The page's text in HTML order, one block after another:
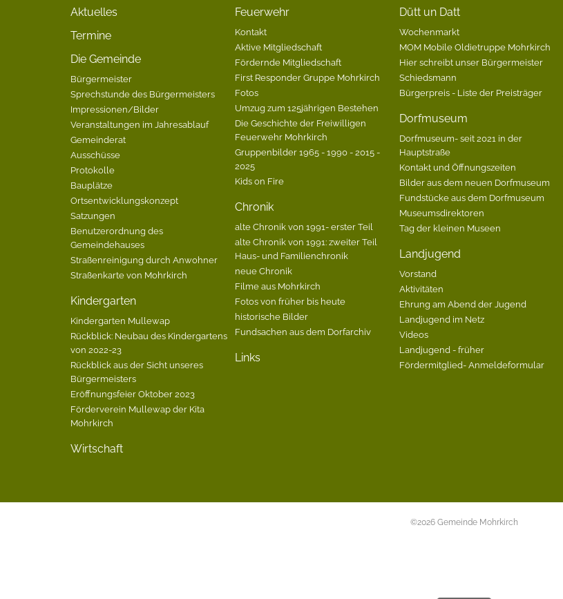
Aktuelles
Termine
Die Gemeinde
Bürgermeister
Sprechstunde des Bürgermeisters
Impressionen/Bilder
Veranstaltungen im Jahresablauf
Gemeinderat
Ausschüsse
Protokolle
Bauplätze
Ortsentwicklungskonzept
Satzungen
Benutzerordnung des
Gemeindehauses
Straßenreinigung durch Anwohner
Straßenkarte von Mohrkirch
Kindergarten
Kindergarten Mullewap
Rückblick: Neubau des Kindergartens
von 2022-23
Rückblick aus der Sicht unseres
Bürgermeisters
Eröffnungsfeier Oktober 2023
Förderverein Mullewap der Kita
Mohrkirch
Wirtschaft
Feuerwehr
Kontakt
Aktive Mitgliedschaft
Fördernde Mitgliedschaft
First Responder Gruppe Mohrkirch
Fotos
Umzug zum 125jährigen Bestehen
Die Geschichte der Freiwilligen
Feuerwehr Mohrkirch
Gruppenbilder 1965 - 1990 - 2015 -
2025
Kids on Fire
Chronik
alte Chronik von 1991- erster Teil
alte Chronik von 1991: zweiter Teil
Haus- und Familienchronik
neue Chronik
Filme aus Mohrkirch
Fotos von früher bis heute
historische Bilder
Fundsachen aus dem Dorfarchiv
Links
Dütt un Datt
Wochenmarkt
MOM Mobile Oldietruppe Mohrkirch
Hier schreibt unser Bürgermeister
Schiedsmann
Bürgerpreis - Liste der Preisträger
Dorfmuseum
Dorfmuseum- seit 2021 in der
Hauptstraße
Kontakt und Öffnungszeiten
Bilder aus dem neuen Dorfmuseum
Fundstücke aus dem Dorfmuseum
Museumsdirektoren
Tag der kleinen Museen
Landjugend
Vorstand
Aktivitäten
Ehrung am Abend der Jugend
Landjugend im Netz
Videos
Landjugend - früher
Fördermitglied- Anmeldeformular
©2026 Gemeinde Mohrkirch